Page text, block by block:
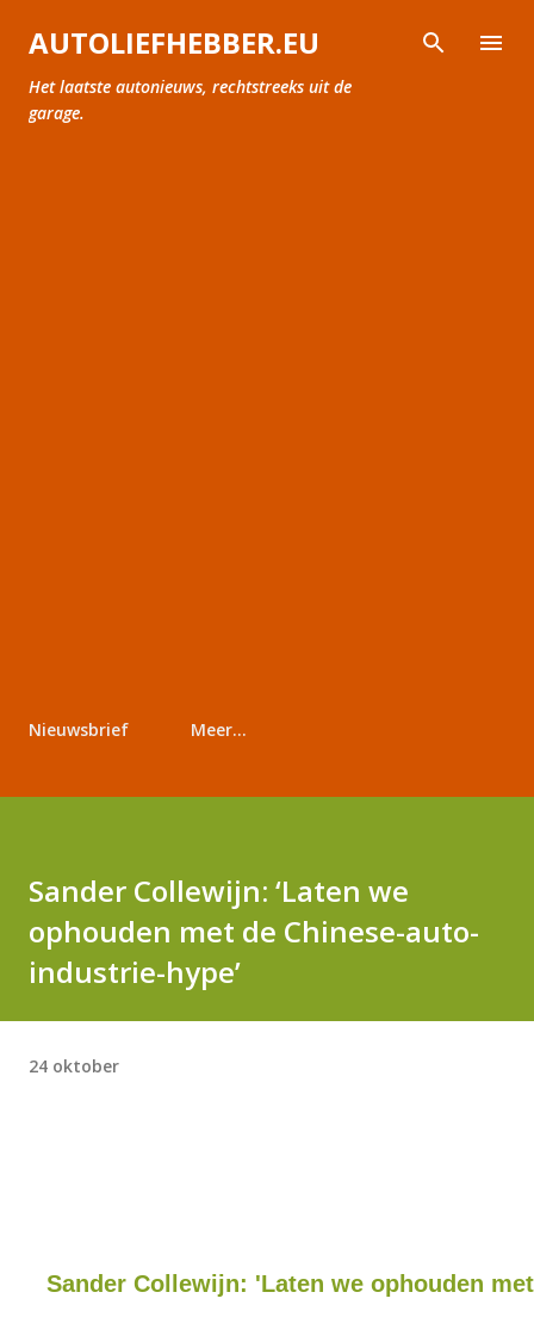
Doorgaan naar hoofdcontent
AUTOLIEFHEBBER.EU
Het laatste autonieuws, rechtstreeks uit de
garage.
Nieuwsbrief Meer…
Sander Collewijn: ‘Laten we
ophouden met de Chinese-auto-
industrie-hype’
24 oktober
Sander Collewijn: 'Laten we ophouden